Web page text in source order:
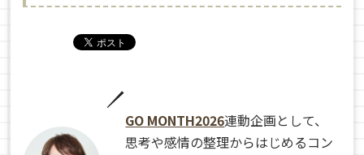
GO MONTH2026連動企画として、
思考や感情の整理からはじめるコン